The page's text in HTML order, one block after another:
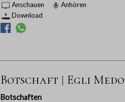
Anschauen
Anhören
Download
Botschaft | Egli
Botschaften